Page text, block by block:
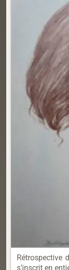
Rétrospective
s’inscrit en